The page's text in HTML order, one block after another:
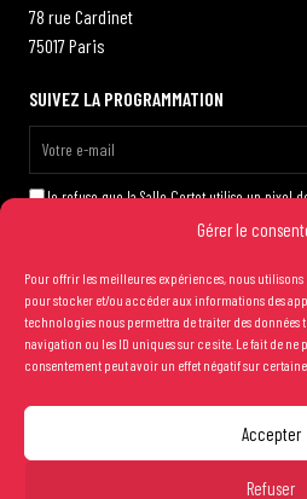
Gérer le
Pour offrir les meilleures expériences, nous
pour stocker et/ou accéder aux informations des
technologies nous permettra de traiter des données
navigation ou les ID uniques sur ce site. Le fait de
consentement peut avoir un effet négatif sur
Accepter
Refuser
78 rue Cardinet
75017 Paris
SUIVEZ LA PROGRAMMATION
Je refuse que la Salle Cortot utilise un pixel
Les conditions générales de vente